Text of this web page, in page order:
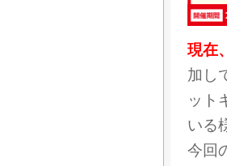
現在
加し
ット
いる
今回